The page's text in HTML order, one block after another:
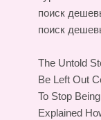
поиск
поиск
The Untold
Be Left Out
To Stop
Explained